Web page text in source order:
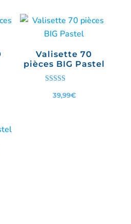
Valisette 70
pièces BIG Pastel
5.00
39,99€